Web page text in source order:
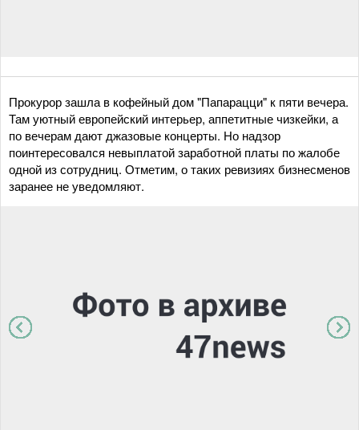
Прокурор зашла в кофейный дом "Папарацци" к пяти вечера.
Там уютный европейский интерьер, аппетитные чизкейки, а
по вечерам дают джазовые концерты. Но надзор
поинтересовался невыплатой заработной платы по жалобе
одной из сотрудниц. Отметим, о таких ревизиях бизнесменов
заранее не уведомляют.